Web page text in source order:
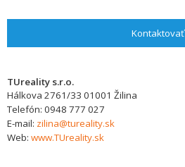
Kontaktovať
TUreality s.r.o.
Hálkova 2761/33 01001 Žilina
Telefón: 0948 777 027
E-mail: zilina@tureality.sk
Web: www.TUreality.sk